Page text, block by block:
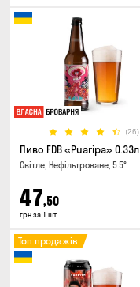
(26)
Пиво FDB «Puaripa» 0.33л
Світле, Нефільтроване, 5.5°
47,50
грн за 1 шт
Топ продажів